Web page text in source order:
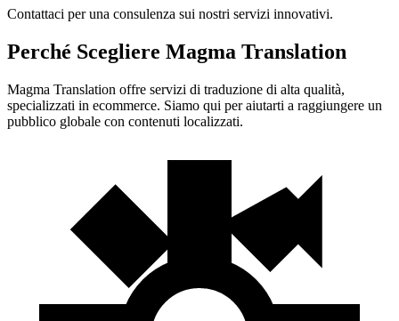
Contattaci per una consulenza sui nostri servizi innovativi.
Perché Scegliere Magma Translation
Magma Translation offre servizi di traduzione di alta qualità,
specializzati in ecommerce. Siamo qui per aiutarti a raggiungere un
pubblico globale con contenuti localizzati.